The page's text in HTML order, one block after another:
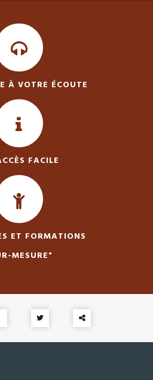
À VOTRE ÉCOUTE
FACILE
ET FORMATIONS
MESURE"